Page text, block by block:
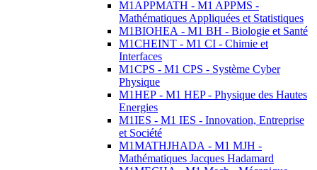
M1APPMATH - M1 APPMS -
Mathématiques Appliquées et Statistiques
M1BIOHEA - M1 BH - Biologie et Santé
M1CHEINT - M1 CI - Chimie et
Interfaces
M1CPS - M1 CPS - Système Cyber
Physique
M1HEP - M1 HEP - Physique des Hautes
Energies
M1IES - M1 IES - Innovation, Entreprise
et Société
M1MATHJHADA - M1 MJH -
Mathématiques Jacques Hadamard